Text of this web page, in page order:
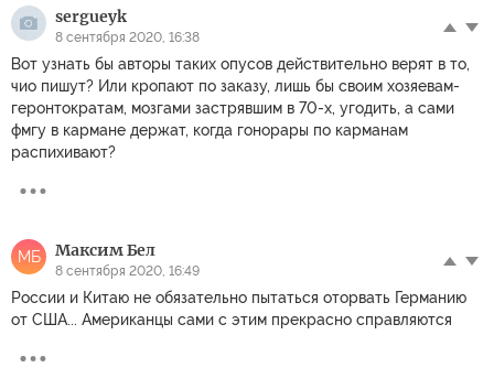
sergueyk
8 сентября 2020, 16:38
Вот узнать бы авторы таких опусов действительно верят в то,
чио пишут? Или кропают по заказу, лишь бы своим хозяевам-
геронтократам, мозгами застрявшим в 70-х, угодить, а сами
фмгу в кармане держат, когда гонорары по карманам
распихивают?
МБ Максим Бел
8 сентября 2020, 16:49
России и Китаю не обязательно пытаться оторвать Германию
от США... Американцы сами с этим прекрасно справляются